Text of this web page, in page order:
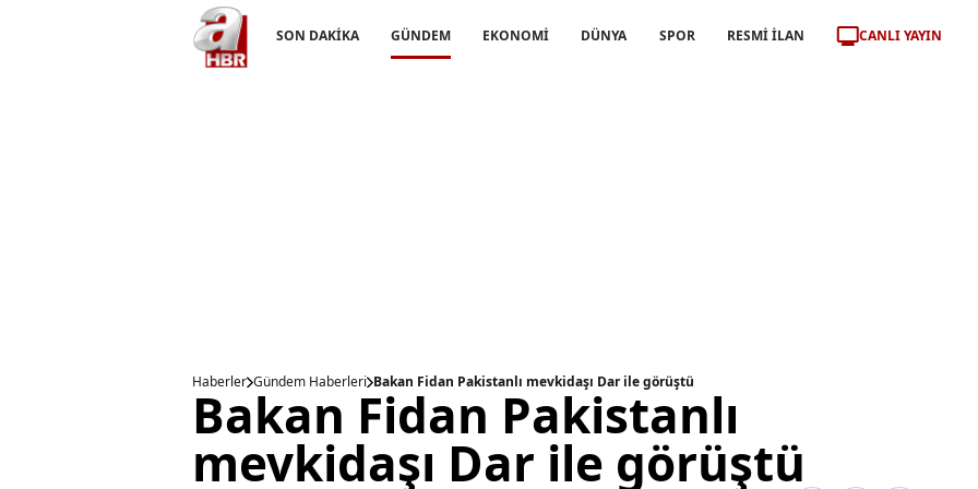
SON DAKİKA GÜNDEM EKONOMİ DÜNYA SPOR RESMİ İLAN CANLI YAYIN
Haberler Gündem Haberleri Bakan Fidan Pakistanlı mevkidaşı Dar ile görüştü
Bakan Fidan Pakistanlı
mevkidaşı Dar ile görüştü